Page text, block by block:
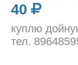
40
куплю
тел.